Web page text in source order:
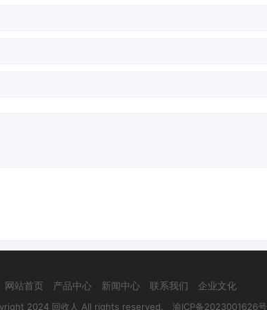
网站首页 产品中心 新闻中心 联系我们 企业文化
2024 回收人 All rights reserved. 渝ICP备2023001626号